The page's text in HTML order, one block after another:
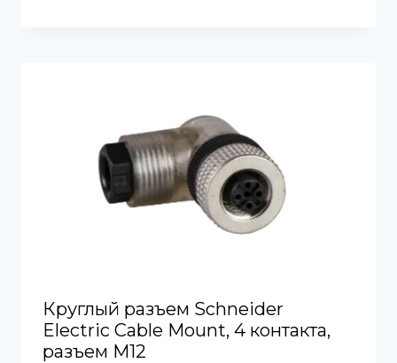
Круглый разъем Schneider
Electric Cable Mount, 4 контакта,
разъем M12